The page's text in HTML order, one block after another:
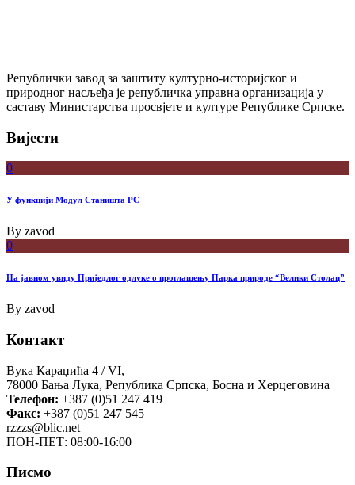
Републички завод за заштиту културно-историјског и
природног насљеђа је републичка управна организација у
саставу Министарства просвјете и културе Републике Српске.
Вијести
0
У функцији Модул Станишта РС
By zavod
0
На јавном увиду Приједлог oдлуке о проглашењу Парка природе “Велики Столац”
By zavod
Контакт
Вука Караџића 4 / VI,
78000 Бања Лука, Република Српска, Босна и Херцеговина
Телефон: +387 (0)51 247 419
Факс: +387 (0)51 247 545
rzzzs@blic.net
ПОН-ПЕТ: 08:00-16:00
Писмо